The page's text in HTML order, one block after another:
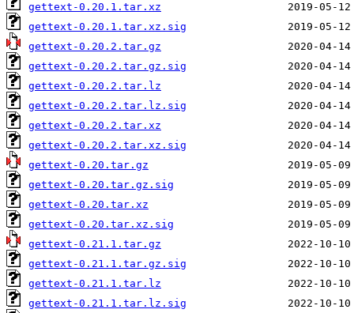
gettext-0.20.1.tar.xz
gettext-0.20.1.tar.xz.sig
gettext-0.20.2.tar.gz
gettext-0.20.2.tar.gz.sig
gettext-0.20.2.tar.lz
gettext-0.20.2.tar.lz.sig
gettext-0.20.2.tar.xz
gettext-0.20.2.tar.xz.sig
gettext-0.20.tar.gz
gettext-0.20.tar.gz.sig
gettext-0.20.tar.xz
gettext-0.20.tar.xz.sig
gettext-0.21.1.tar.gz
gettext-0.21.1.tar.gz.sig
gettext-0.21.1.tar.lz
gettext-0.21.1.tar.lz.sig